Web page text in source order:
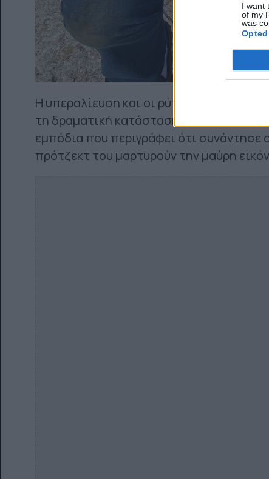
I want
of my
was
Η υπεραλίευση και οι ρύποι που
τη δραματική κατάσταση στην οποία
εμπόδια που περιγράφει ότι συνάντησε
πρότζεκτ του μαρτυρούν την μαύρη